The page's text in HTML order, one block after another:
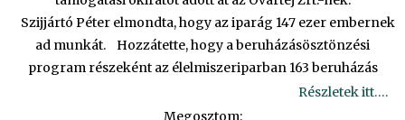
Szijjártó Péter elmondta, hogy az iparág 147 ezer embernek
ad munkát. Hozzátette, hogy a beruházásösztönzési
program részeként az élelmiszeriparban 163 beruházás
Részletek itt….
Megosztom: